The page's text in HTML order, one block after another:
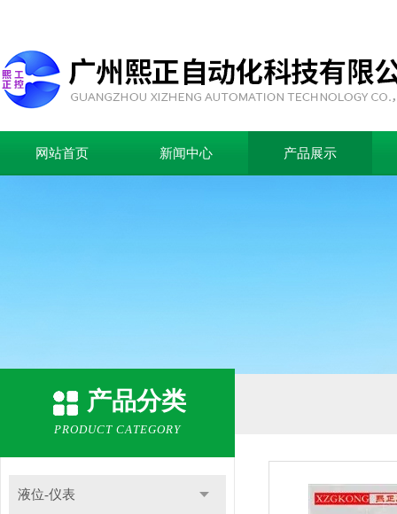
网站首页 新闻中心 产品展示
产品分类
PRODUCT CATEGORY
液位-仪表